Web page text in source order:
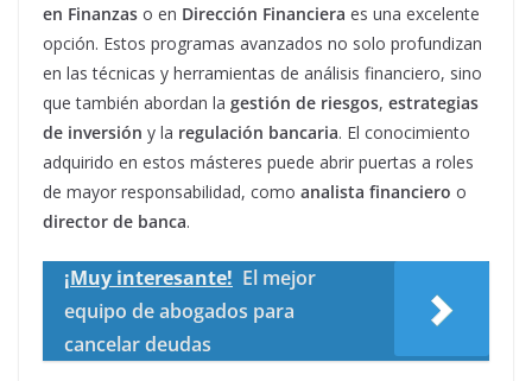
en Finanzas o en Dirección Financiera es una excelente
opción. Estos programas avanzados no solo profundizan
en las técnicas y herramientas de análisis financiero, sino
que también abordan la gestión de riesgos, estrategias
de inversión y la regulación bancaria. El conocimiento
adquirido en estos másteres puede abrir puertas a roles
de mayor responsabilidad, como analista financiero o
director de banca.
¡Muy interesante! El mejor
equipo de abogados para
cancelar deudas